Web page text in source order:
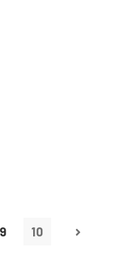
9 10